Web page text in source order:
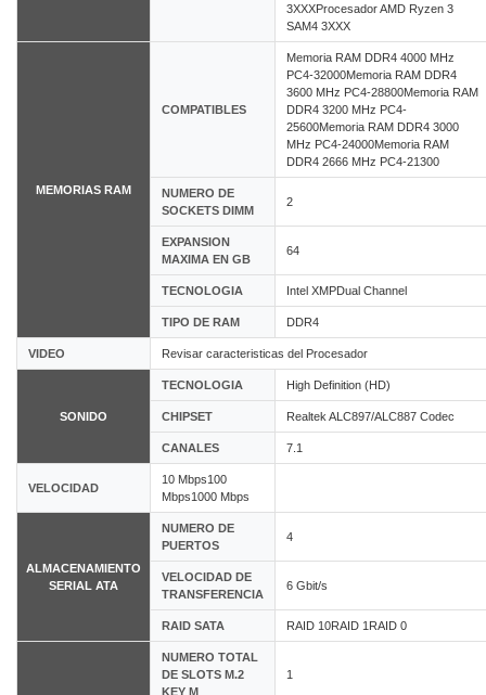
3XXXProcesador AMD Ryzen 3
SAM4 3XXX
MEMORIAS RAM
COMPATIBLES
Memoria RAM DDR4 4000 MHz
PC4-32000Memoria RAM DDR4
3600 MHz PC4-28800Memoria RAM
DDR4 3200 MHz PC4-
25600Memoria RAM DDR4 3000
MHz PC4-24000Memoria RAM
DDR4 2666 MHz PC4-21300
NUMERO DE
SOCKETS DIMM
2
EXPANSION
MAXIMA EN GB
64
TECNOLOGIA Intel XMPDual Channel
TIPO DE RAM DDR4
VIDEO Revisar caracteristicas del Procesador
SONIDO
TECNOLOGIA High Definition (HD)
CHIPSET Realtek ALC897/ALC887 Codec
CANALES 7.1
VELOCIDAD
10 Mbps100
Mbps1000 Mbps
ALMACENAMIENTO
SERIAL ATA
NUMERO DE
PUERTOS
4
VELOCIDAD DE
TRANSFERENCIA
6 Gbit/s
RAID SATA RAID 10RAID 1RAID 0
NUMERO TOTAL
DE SLOTS M.2
KEY M
1